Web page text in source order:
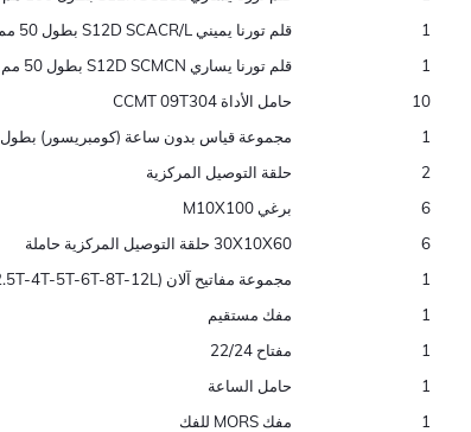
1
قلم تورنا يميني S12D SCACR/L بطول 50 مم
1
قلم تورنا يساري S12D SCMCN بطول 50 مم
10
حامل الأداة CCMT 09T304
1
مجموعة قياس بدون ساعة (كومبريسور) بطول 400 مم موديلر
2
حلقة التوصيل المركزية
6
برغي M10X100
6
30X10X60 حلقة التوصيل المركزية حاملة
1
مجموعة مفاتيح آلان (2.5T-4T-5T-6T-8T-12L)
1
مفك مستقيم
1
مفتاح 22/24
1
حامل الساعة
1
مفك MORS للفك